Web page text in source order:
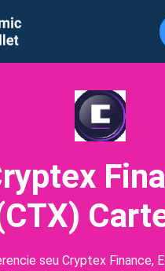
seu Cryptex Finance,